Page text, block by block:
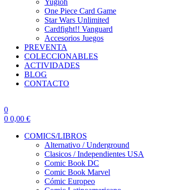
One Piece Card Game
Star Wars Unlimited
Cardfight!! Vanguard
Accesorios Juegos
PREVENTA
COLECCIONABLES
ACTIVIDADES
BLOG
CONTACTO
0
0 0,00 €
COMICS/LIBROS
Alternativo / Underground
Clasicos / Independientes USA
Comic Book DC
Comic Book Marvel
Cómic Europeo